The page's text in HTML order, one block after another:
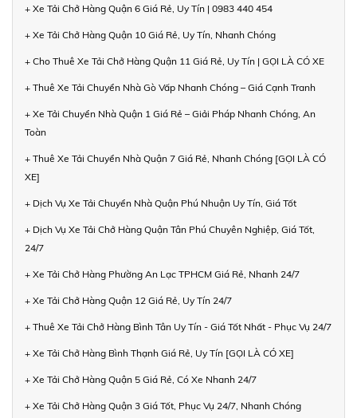
+ Xe Tải Chở Hàng Quận 6 Giá Rẻ, Uy Tín | 0983 440 454
+ Xe Tải Chở Hàng Quận 10 Giá Rẻ, Uy Tín, Nhanh Chóng
+ Cho Thuê Xe Tải Chở Hàng Quận 11 Giá Rẻ, Uy Tín | GỌI LÀ CÓ XE
+ Thuê Xe Tải Chuyển Nhà Gò Vấp Nhanh Chóng – Giá Cạnh Tranh
+ Xe Tải Chuyển Nhà Quận 1 Giá Rẻ – Giải Pháp Nhanh Chóng, An
Toàn
+ Thuê Xe Tải Chuyển Nhà Quận 7 Giá Rẻ, Nhanh Chóng [GỌI LÀ CÓ
XE]
+ Dịch Vụ Xe Tải Chuyển Nhà Quận Phú Nhuận Uy Tín, Giá Tốt
+ Dịch Vụ Xe Tải Chở Hàng Quận Tân Phú Chuyên Nghiệp, Giá Tốt,
24/7
+ Xe Tải Chở Hàng Phường An Lạc TPHCM Giá Rẻ, Nhanh 24/7
+ Xe Tải Chở Hàng Quận 12 Giá Rẻ, Uy Tín 24/7
+ Thuê Xe Tải Chở Hàng Bình Tân Uy Tín - Giá Tốt Nhất - Phục Vụ 24/7
+ Xe Tải Chở Hàng Bình Thạnh Giá Rẻ, Uy Tín [GỌI LÀ CÓ XE]
+ Xe Tải Chở Hàng Quận 5 Giá Rẻ, Có Xe Nhanh 24/7
+ Xe Tải Chở Hàng Quận 3 Giá Tốt, Phục Vụ 24/7, Nhanh Chóng